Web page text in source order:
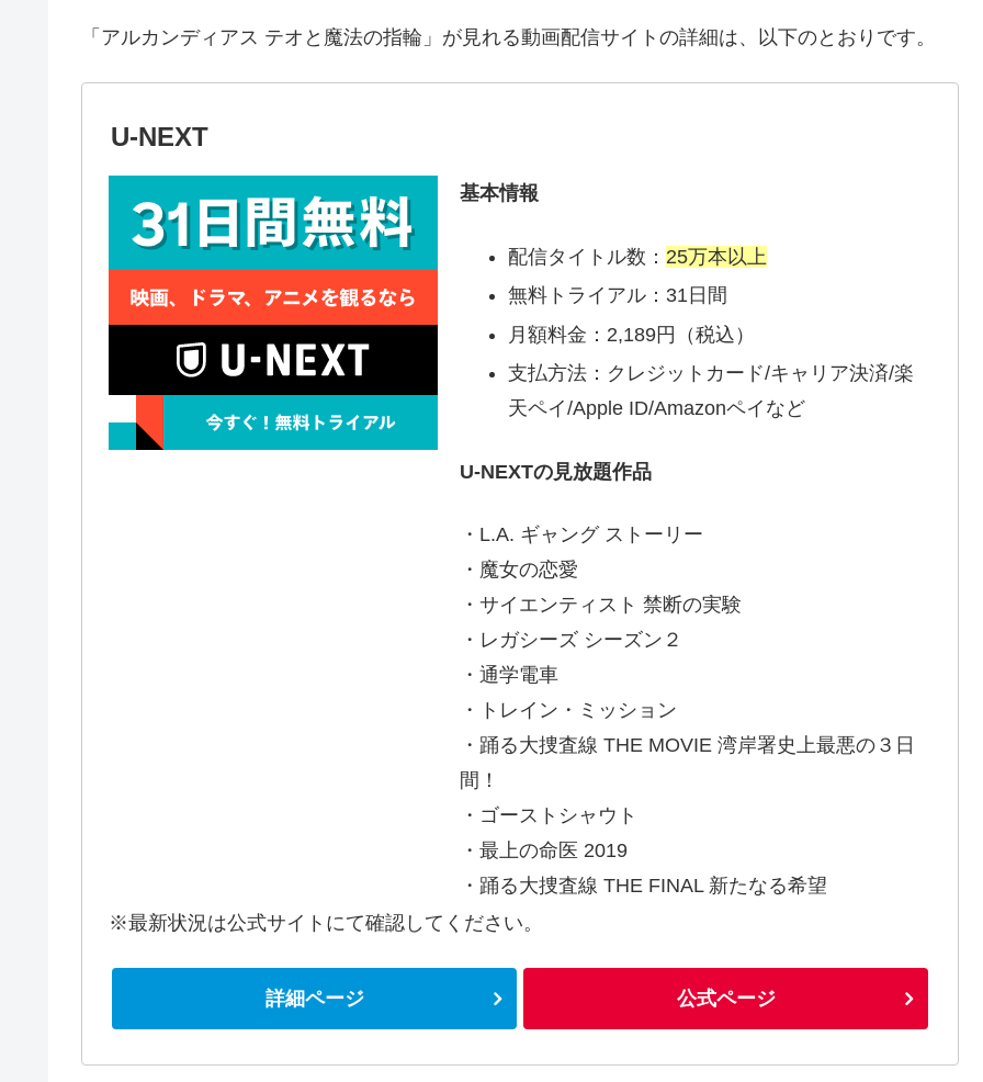
「アルカンディアス テオと魔法の指輪」が見れる動画配信サイトの詳細は、以下のとおりです。
U-NEXT
基本情報
配信タイトル数： 25万本以上
無料トライアル：31日間
月額料金：2,189円（税込）
支払方法：クレジットカード/キャリア決済/楽
天ペイ/Apple ID/Amazonペイなど
U-NEXTの見放題作品
・L.A. ギャング ストーリー
・魔女の恋愛
・サイエンティスト 禁断の実験
・レガシーズ シーズン２
・通学電車
・トレイン・ミッション
・踊る大捜査線 THE MOVIE 湾岸署史上最悪の３日
間！
・ゴーストシャウト
・最上の命医 2019
・踊る大捜査線 THE FINAL 新たなる希望
※最新状況は公式サイトにて確認してください。
詳細ページ 公式ページ